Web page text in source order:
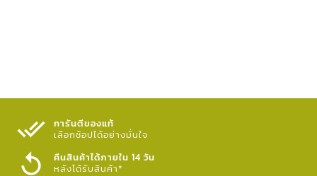
การันตีของแท้
เลือกช้อปได้อย่างมั่นใจ​
คืนสินค้าได้ภายใน 14 วัน
หลังได้รับสินค้า*